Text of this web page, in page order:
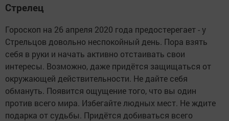
Стрелец
Гороскоп на 26 апреля 2020 года предостерегает - у
Стрельцов довольно неспокойный день. Пора взять
себя в руки и начать активно отстаивать свои
интересы. Возможно, даже придётся защищаться от
окружающей действительности. Не дайте себя
обмануть. Появится ощущение того, что вы один
против всего мира. Избегайте людных мест. Не ждите
подарка от судьбы. Придётся добиваться всего